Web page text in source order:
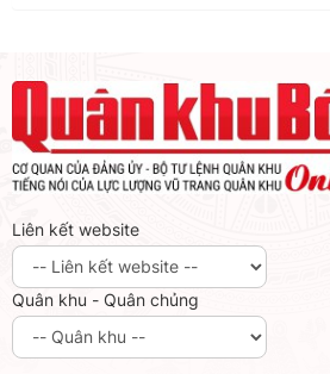
Liên kết website
Quân khu - Quân chủng